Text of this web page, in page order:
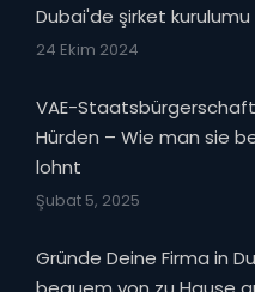
Dubai'de şirket kurulumu
24 Ekim 2024
VAE-
Hürden – Wie man sie
lohnt
Şubat 5, 2025
Gründe Deine Firma in